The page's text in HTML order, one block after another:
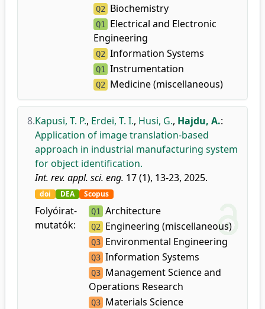
Q2 Biochemistry
Q1
Electrical and Electronic
Engineering
Q2 Information Systems
Q1 Instrumentation
Q2 Medicine (miscellaneous)
8.Kapusi, T. P., Erdei, T. I., Husi, G., Hajdu, A.:
Application of image translation-based
approach in industrial manufacturing system
for object identification.
Int. rev. appl. sci. eng. 17 (1), 13-23, 2025.
doi DEA Scopus
Folyóirat-
mutatók:
Q1 Architecture
Q2 Engineering (miscellaneous)
Q3 Environmental Engineering
Q3 Information Systems
Q3 Management Science and
Operations Research
Q3 Materials Science